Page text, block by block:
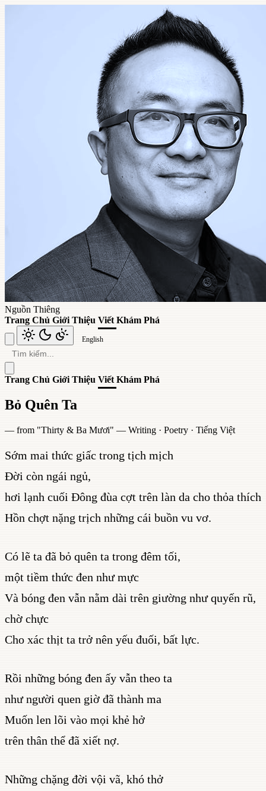
Nguồn Thiêng
Trang Chủ Giới Thiệu Viết Khám Phá
English
Trang Chủ Giới Thiệu Viết Khám Phá
Bỏ Quên Ta
— from "Thirty & Ba Mươi" — Writing · Poetry · Tiếng Việt
Sớm mai thức giấc trong tịch mịch
Đời còn ngái ngủ,
hơi lạnh cuối Đông đùa cợt trên làn da cho thỏa thích
Hồn chợt nặng trịch những cái buồn vu vơ.
Có lẽ ta đã bỏ quên ta trong đêm tối,
một tiềm thức đen như mực
Và bóng đen vẫn nằm dài trên giường như quyến rũ,
chờ chực
Cho xác thịt ta trở nên yếu đuối, bất lực.
Rồi những bóng đen ấy vẫn theo ta
như người quen giờ đã thành ma
Muốn len lõi vào mọi khẻ hở
trên thân thể đã xiết nợ.
Những chặng đời vội vã, khó thở